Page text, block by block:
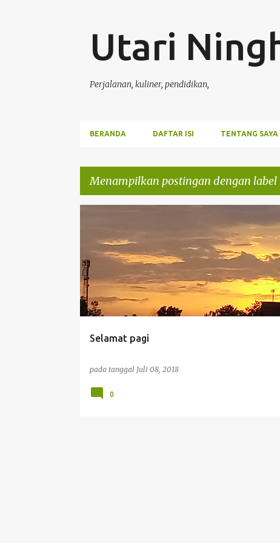
Utari
Perjalanan, kuliner, pendidikan,
BERANDA DAFTAR ISI TENTANG SAYA
Menampilkan postingan dengan label
s
t
i
n
Selamat pagi
pada tanggal Juli 08, 2018
#LIFE
0